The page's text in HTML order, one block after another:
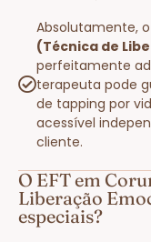
Absolutamente, o
(Técnica de
perfeitamente
terapeuta pode
de tapping por
acessível
cliente.
O EFT em
Liberação
especiais?